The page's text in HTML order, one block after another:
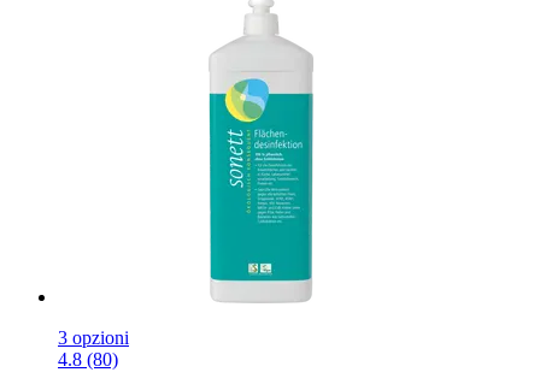
3 opzioni
4.8 (80)